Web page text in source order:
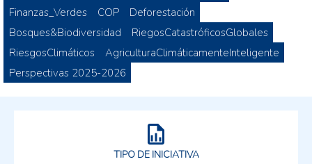
Finanzas_Verdes
COP
Deforestación
Bosques&Biodiversidad
RiegosCatastróficosGlobales
RiesgosClimáticos
AgriculturaClimáticamenteInteligente
Perspectivas 2025-2026
TIPO DE INICIATIVA